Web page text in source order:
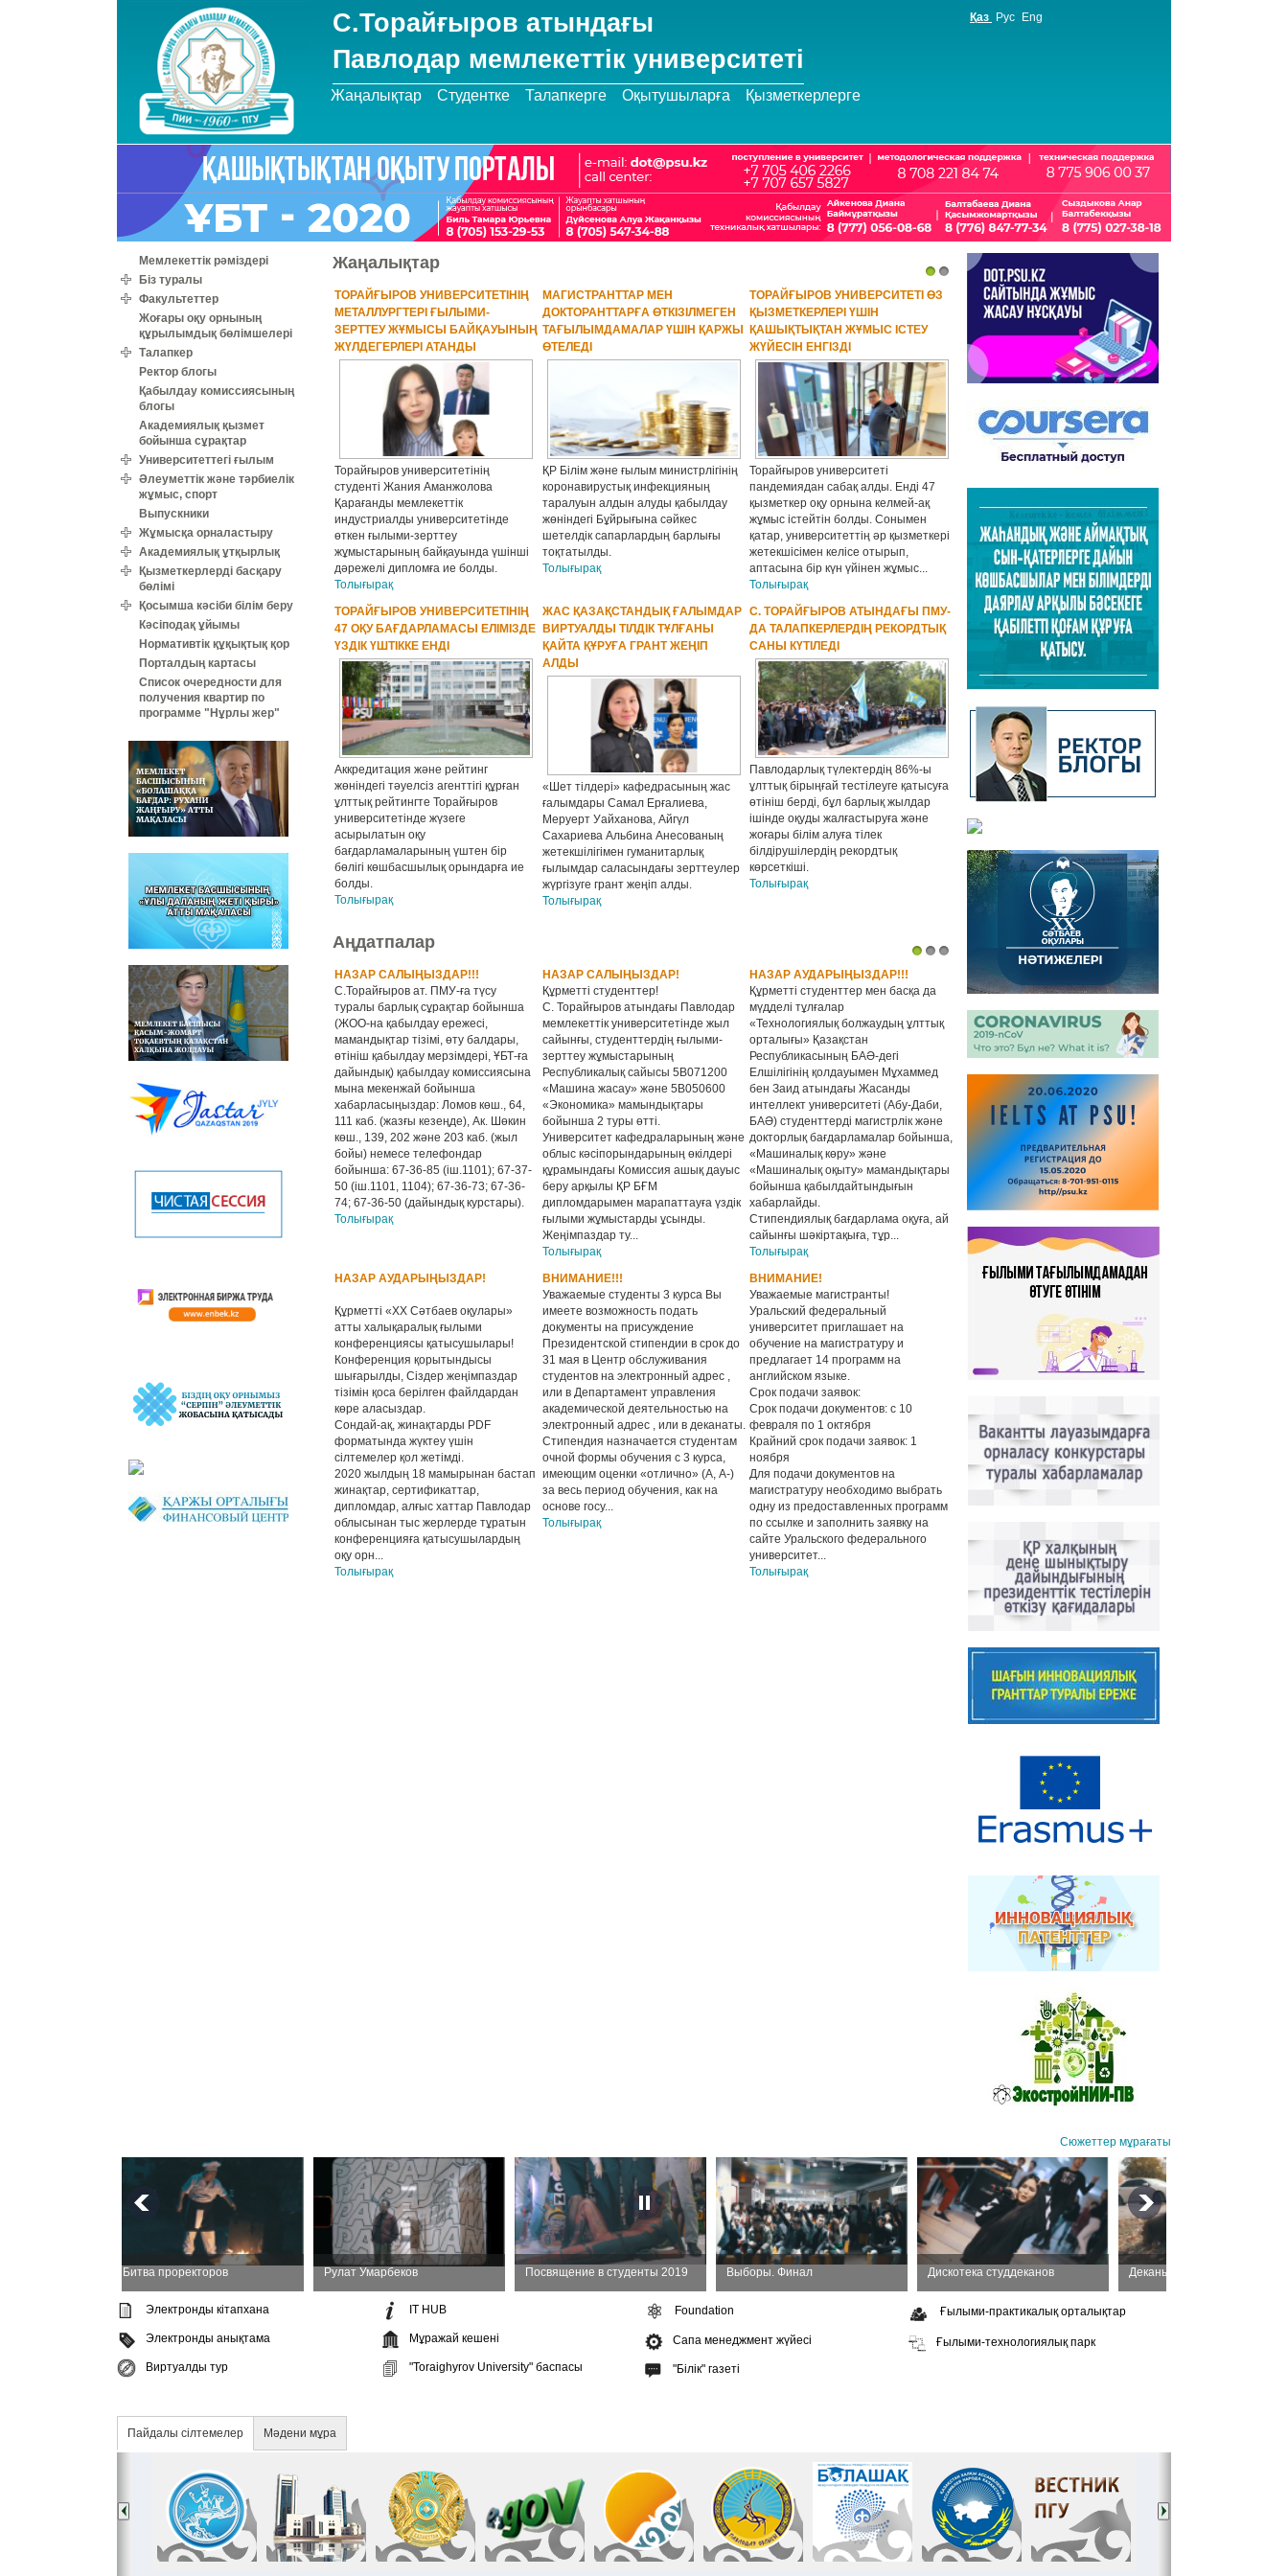
С.Торайғыров атындағы
Павлодар мемлекеттік университеті
Қаз Рус Eng
Жаңалықтар Студентке Талапкерге Оқытушыларға Қызметкерлерге
Мемлекеттік рәміздері
Біз туралы
Факультеттер
Жоғары оқу орнының
құрылымдық бөлімшелері
Талапкер
Ректор блогы
Қабылдау комиссиясының
блогы
Академиялық қызмет
бойынша сұрақтар
Университеттегі ғылым
Әлеуметтік және тәрбиелік
жұмыс, спорт
Выпускники
Жұмысқа орналастыру
Академиялық ұтқырлық
Қызметкерлерді басқару
бөлімі
Қосымша кәсіби білім беру
Кәсіподақ ұйымы
Нормативтік құқықтық қор
Порталдың картасы
Список очередности для
получения квартир по
программе "Нұрлы жер"
Жаңалықтар
ТОРАЙҒЫРОВ УНИВЕРСИТЕТІНІҢ
МЕТАЛЛУРГТЕРІ ҒЫЛЫМИ-
ЗЕРТТЕУ ЖҰМЫСЫ БАЙҚАУЫНЫҢ
ЖҮЛДЕГЕРЛЕРІ АТАНДЫ
Торайғыров университетінің
студенті Жания Аманжолова
Қарағанды мемлекеттік
индустриалды университетінде
өткен ғылыми-зерттеу
жұмыстарының байқауында үшінші
дәрежелі дипломға ие болды.
Толығырақ
МАГИСТРАНТТАР МЕН
ДОКТОРАНТТАРҒА ӨТКІЗІЛМЕГЕН
ТАҒЫЛЫМДАМАЛАР ҮШІН ҚАРЖЫ
ӨТЕЛЕДІ
ҚР Білім және ғылым министрлігінің
коронавирустық инфекцияның
таралуын алдын алуды қабылдау
жөніндегі Бұйрығына сәйкес
шетелдік сапарлардың барлығы
тоқтатылды.
Толығырақ
ТОРАЙҒЫРОВ УНИВЕРСИТЕТІ ӨЗ
ҚЫЗМЕТКЕРЛЕРІ ҮШІН
ҚАШЫҚТЫҚТАН ЖҰМЫС ІСТЕУ
ЖҮЙЕСІН ЕНГІЗДІ
Торайғыров университеті
пандемиядан сабақ алды. Енді 47
қызметкер оқу орнына келмей-ақ
жұмыс істейтін болды. Сонымен
қатар, университеттің әр қызметкері
жетекшісімен келісе отырып,
аптасына бір күн үйінен жұмыс...
Толығырақ
ТОРАЙҒЫРОВ УНИВЕРСИТЕТІНІҢ
47 ОҚУ БАҒДАРЛАМАСЫ ЕЛІМІЗДЕ
ҮЗДІК ҮШТІККЕ ЕНДІ
Аккредитация және рейтинг
жөніндегі тәуелсіз агенттігі құрған
ұлттық рейтингте Торайғыров
университетінде жүзеге
асырылатын оқу
бағдарламаларының үштен бір
бөлігі көшбасшылық орындарға ие
болды.
Толығырақ
ЖАС ҚАЗАҚСТАНДЫҚ ҒАЛЫМДАР
ВИРТУАЛДЫ ТІЛДІК ТҰЛҒАНЫ
ҚАЙТА ҚҰРУҒА ГРАНТ ЖЕҢІП
АЛДЫ
«Шет тілдері» кафедрасының жас
ғалымдары Самал Ерғалиева,
Меруерт Уайханова, Айгүл
Сахариева Альбина Анесованың
жетекшілігімен гуманитарлық
ғылымдар саласындағы зерттеулер
жүргізуге грант жеңіп алды.
Толығырақ
С. ТОРАЙҒЫРОВ АТЫНДАҒЫ ПМУ-
ДА ТАЛАПКЕРЛЕРДІҢ РЕКОРДТЫҚ
САНЫ КҮТІЛЕДІ
Павлодарлық түлектердің 86%-ы
ұлттық бірыңғай тестілеуге қатысуға
өтініш берді, бұл барлық жылдар
ішінде оқуды жалғастыруға және
жоғары білім алуға тілек
білдірушілердің рекордтық
көрсеткіші.
Толығырақ
Аңдатпалар
НАЗАР САЛЫҢЫЗДАР!!!
С.Торайғыров ат. ПМУ-ға түсу
туралы барлық сұрақтар бойынша
(ЖОО-на қабылдау ережесі,
мамандықтар тізімі, өту балдары,
өтініш қабылдау мерзімдері, ҰБТ-ға
дайындық) қабылдау комиссиясына
мына мекенжай бойынша
хабарласыңыздар: Ломов көш., 64,
111 каб. (жазғы кезеңде), Ак. Шөкин
көш., 139, 202 және 203 каб. (жыл
бойы) немесе телефондар
бойынша: 67-36-85 (іш.1101); 67-37-
50 (іш.1101, 1104); 67-36-73; 67-36-
74; 67-36-50 (дайындық курстары).
Толығырақ
НАЗАР САЛЫҢЫЗДАР!
Құрметті студенттер!
С. Торайғыров атындағы Павлодар
мемлекеттік университетінде жыл
сайынғы, студенттердің ғылыми-
зерттеу жұмыстарының
Республикалық сайысы 5B071200
«Машина жасау» және 5В050600
«Экономика» мамындықтары
бойынша 2 туры өтті.
Университет кафедраларының және
облыс кәсіпорындарының өкілдері
құрамындағы Комиссия ашық дауыс
беру арқылы ҚР БҒМ
дипломдарымен марапаттауға үздік
ғылыми жұмыстарды ұсынды.
Жеңімпаздар ту...
Толығырақ
НАЗАР АУДАРЫҢЫЗДАР!!!
Құрметті студенттер мен басқа да
мүдделі тұлғалар
«Технологиялық болжаудың ұлттық
орталығы» Қазақстан
Республикасының БАӘ-дегі
Елшілігінің қолдауымен Мұхаммед
бен Заид атындағы Жасанды
интеллект университеті (Абу-Даби,
БАӘ) студенттерді магистрлік және
докторлық бағдарламалар бойынша,
«Машиналық көру» және
«Машиналық оқыту» мамандықтары
бойынша қабылдайтындығын
хабарлайды.
Стипендиялық бағдарлама оқуға, ай
сайынғы шәкіртақыға, тұр...
Толығырақ
НАЗАР АУДАРЫҢЫЗДАР!
Құрметті «ХХ Сәтбаев оқулары»
атты халықаралық ғылыми
конференциясы қатысушылары!
Конференция қорытындысы
шығарылды, Сіздер жеңімпаздар
тізімін қоса берілген файлдардан
көре аласыздар.
Сондай-ақ, жинақтарды PDF
форматында жүктеу үшін
сілтемелер қол жетімді.
2020 жылдың 18 мамырынан бастап
жинақтар, сертификаттар,
дипломдар, алғыс хаттар Павлодар
облысынан тыс жерлерде тұратын
конференцияға қатысушылардың
оқу орн...
Толығырақ
ВНИМАНИЕ!!!
Уважаемые студенты 3 курса Вы
имеете возможность подать
документы на присуждение
Президентской стипендии в срок до
31 мая в Центр обслуживания
студентов на электронный адрес ,
или в Департамент управления
академической деятельностью на
электронный адрес , или в деканаты.
Стипендия назначается студентам
очной формы обучения с 3 курса,
имеющим оценки «отлично» (А, А-)
за весь период обучения, как на
основе госу...
Толығырақ
ВНИМАНИЕ!
Уважаемые магистранты!
Уральский федеральный
университет приглашает на
обучение на магистратуру и
предлагает 14 программ на
английском языке.
Срок подачи заявок:
Срок подачи документов: с 10
февраля по 1 октября
Крайний срок подачи заявок: 1
ноября
Для подачи документов на
магистратуру необходимо выбрать
одну из предоставленных программ
по ссылке и заполнить заявку на
сайте Уральского федерального
университет...
Толығырақ
Сюжеттер мұрағаты
Битва проректоров Рулат Умарбеков Посвящение в студенты 2019 Выборы. Финал Дискотека студдеканов Деканы тоже люди
Электронды кітапхана
Электронды анықтама
Виртуалды тур
IT HUB
Мұражай кешені
"Toraighyrov University" баспасы
Foundation
Сапа менеджмент жүйесі
"Білік" газеті
Ғылыми-практикалық орталықтар
Ғылыми-технологиялық парк
Пайдалы сiлтемелер Мәдени мұра